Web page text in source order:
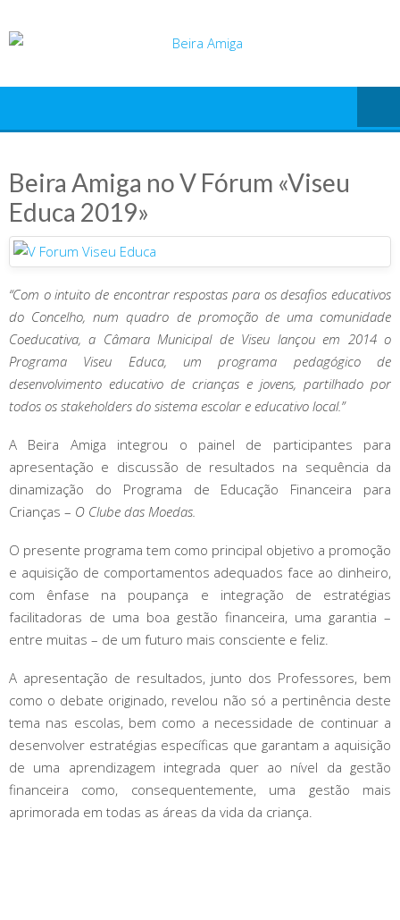
to
Beira Amiga no V Fórum «Viseu
Educa 2019»
“Com o intuito de encontrar respostas para os desafios educativos
do Concelho, num quadro de promoção de uma comunidade
Coeducativa, a Câmara Municipal de Viseu lançou em 2014 o
Programa Viseu Educa, um programa pedagógico de
desenvolvimento educativo de crianças e jovens, partilhado por
todos os stakeholders do sistema escolar e educativo local.”
A Beira Amiga integrou o painel de participantes para
apresentação e discussão de resultados na sequência da
dinamização do Programa de Educação Financeira para
Crianças – O Clube das Moedas.
O presente programa tem como principal objetivo a promoção
e aquisição de comportamentos adequados face ao dinheiro,
com ênfase na poupança e integração de estratégias
facilitadoras de uma boa gestão financeira, uma garantia –
entre muitas – de um futuro mais consciente e feliz.
A apresentação de resultados, junto dos Professores, bem
como o debate originado, revelou não só a pertinência deste
tema nas escolas, bem como a necessidade de continuar a
desenvolver estratégias específicas que garantam a aquisição
de uma aprendizagem integrada quer ao nível da gestão
financeira como, consequentemente, uma gestão mais
aprimorada em todas as áreas da vida da criança.